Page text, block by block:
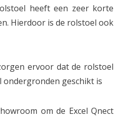
heeft een zeer korte
Hierdoor is de rolstoel ook
ervoor dat de rolstoel
ondergronden geschikt is
om de Excel Qnect